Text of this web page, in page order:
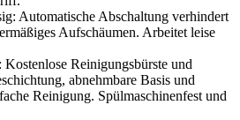
Automatische Abschaltung verhindert
Aufschäumen. Arbeitet leise
Reinigungsbürste und
abnehmbare Basis und
Reinigung. Spülmaschinenfest und